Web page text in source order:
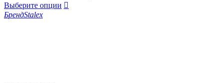
Выберите опции 
БрендStalex